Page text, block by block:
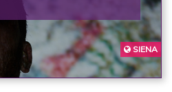
SIENA